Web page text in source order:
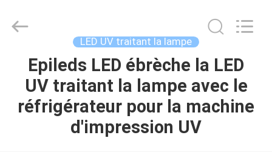
MAISON
PRODUITS
Syochi
Electronics
LED UV traitant la lampe
Epileds LED ébrèche la LED
UV traitant la lampe avec le
réfrigérateur pour la machine
d'impression UV